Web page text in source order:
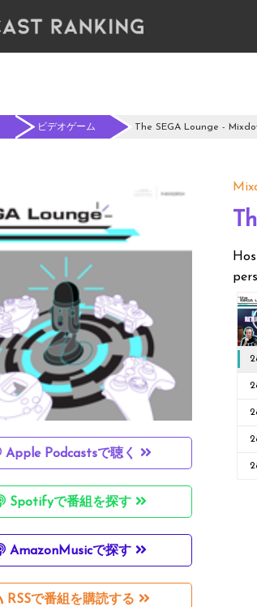
ビデオゲーム The SEGA Lounge -
Apple Podcastsで聴く
Spotifyで番組を探す
AmazonMusicで探す
RSSで番組を購読する